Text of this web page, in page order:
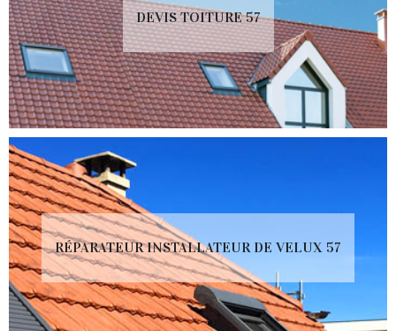
DEVIS TOITURE 57
RÉPARATEUR INSTALLATEUR DE VELUX 57